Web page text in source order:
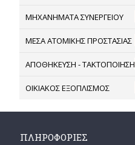
ΜΗΧΑΝΗΜΑΤΑ ΣΥΝΕΡΓΕΙΟΥ
ΜΕΣΑ ΑΤΟΜΙΚΗΣ ΠΡΟΣΤΑΣΙΑΣ
ΑΠΟΘΗΚΕΥΣΗ - ΤΑΚΤΟΠΟΙΗΣΗ
ΟΙΚΙΑΚΟΣ ΕΞΟΠΛΙΣΜΟΣ
ΠΛΗΡΟΦΟΡΊΕΣ